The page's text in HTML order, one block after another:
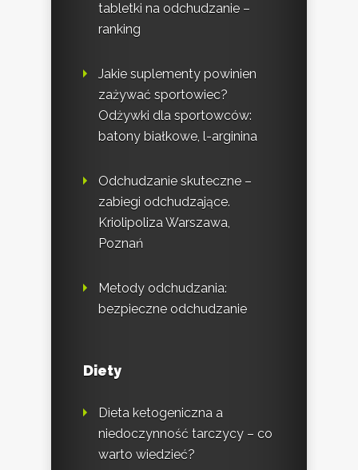
tabletki na odchudzanie –
ranking
Jakie suplementy powinien
zażywać sportowiec?
Odżywki dla sportowców:
batony białkowe, l-arginina
Odchudzanie skuteczne –
zabiegi odchudzające.
Kriolipoliza Warszawa,
Poznań
Metody odchudzania:
bezpieczne odchudzanie
Diety
Dieta ketogeniczna a
niedoczynność tarczycy – co
warto wiedzieć?